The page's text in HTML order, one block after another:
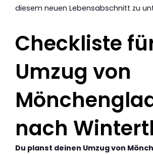
diesem neuen Lebensabschnitt zu
Checkliste
Umzug von
nach
Du planst deinen Umzug von